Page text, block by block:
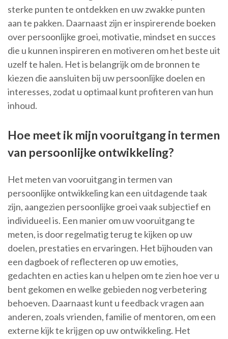
sterke punten te ontdekken en uw zwakke punten
aan te pakken. Daarnaast zijn er inspirerende boeken
over persoonlijke groei, motivatie, mindset en succes
die u kunnen inspireren en motiveren om het beste uit
uzelf te halen. Het is belangrijk om de bronnen te
kiezen die aansluiten bij uw persoonlijke doelen en
interesses, zodat u optimaal kunt profiteren van hun
inhoud.
Hoe meet ik mijn vooruitgang in termen
van persoonlijke ontwikkeling?
Het meten van vooruitgang in termen van
persoonlijke ontwikkeling kan een uitdagende taak
zijn, aangezien persoonlijke groei vaak subjectief en
individueel is. Een manier om uw vooruitgang te
meten, is door regelmatig terug te kijken op uw
doelen, prestaties en ervaringen. Het bijhouden van
een dagboek of reflecteren op uw emoties,
gedachten en acties kan u helpen om te zien hoe ver u
bent gekomen en welke gebieden nog verbetering
behoeven. Daarnaast kunt u feedback vragen aan
anderen, zoals vrienden, familie of mentoren, om een
externe kijk te krijgen op uw ontwikkeling. Het